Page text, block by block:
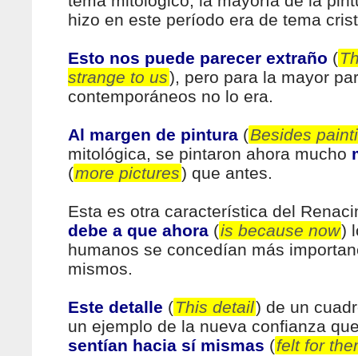
hizo en este período era de tema
Esto nos puede parecer extraño (
strange to us), pero para la mayor
contemporáneos no lo era.
Al margen de pintura (Besides
mitológica, se pintaron ahora mucho
(more pictures) que antes.
Esta es otra característica del
debe a que ahora (is because now)
humanos se concedían más
mismos.
Este detalle (This detail) de un
un ejemplo de la nueva confianza
sentían hacia sí mismas (felt for